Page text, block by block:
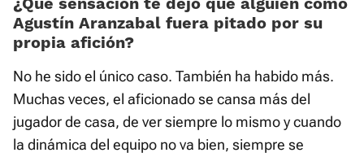
Time
Agustín Aranzabal fuera pitado por su
propia afición?
No he sido el único caso. También ha habido más.
Muchas veces, el aficionado se cansa más del
jugador de casa, de ver siempre lo mismo y cuando
la dinámica del equipo no va bien, siempre se